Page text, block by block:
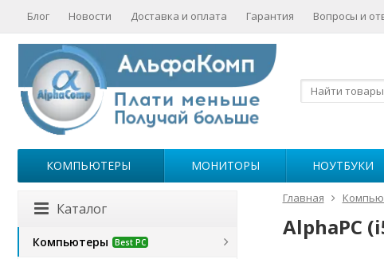
Блог Новости Доставка и оплата Гарантия Вопросы и
КОМПЬЮТЕРЫ МОНИТОРЫ НОУТБУКИ
Главная
AlphaPC
Каталог
Компьютеры Best PC